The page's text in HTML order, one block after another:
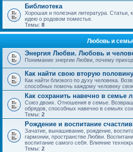
Библиотека
Хорошая и полезная литература. Статьи,
идею о родовом поместье.
Темы: 8
Любовь и
Энергия Любви. Любовь и
Понимание энергии Любви, почему
Как найти свою вторую половину
Как найти близкого по духу человека.
способных помочь каждому человеку
Как сохранить навечно в семье
Союз двоих. Отношения в семье.
обрядов, способных навечно в семьях
Темы: 2
Рождение и воспитание
Зачатие, вынашивание, рождение,
гармонии, пространстве Любви.
воспитание самого себя. Влияние
Темы: 2